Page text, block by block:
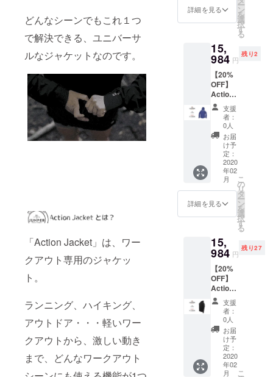
どんなシーンでもこれ１つ
で解決できる、ユニバーサ
ルなジャケットなのです。
「Action Jacket」は、ワー
クアウト専用のジャケッ
ト。
ランニング、ハイキング、
アウトドア・・・軽いワー
クアウトから、激しい動き
まで、どんなワークアウト
詳細を見る ー
ン
を
選
択
す
る
15,
984 円
残り2
【20%
OFF】
Action
Jacket
×１ Sサ
ズ/Navy
支援
者：
0人
お届
け予
定：
2020
年02
月
詳細を見る
こ
の
リ
タ
ー
ン
を
選
択
す
る
15,
984 円
残り27
【20%
OFF】
Action
Jacket
×１ Mサ
ズ/Blac
支援
者：
0人
お届
け予
定：
2020
年02
月
こ